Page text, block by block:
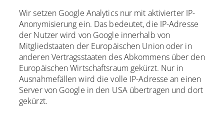
Wir setzen Google Analytics nur mit aktivierter IP-
Anonymisierung ein. Das bedeutet, die IP-Adresse
der Nutzer wird von Google innerhalb von
Mitgliedstaaten der Europäischen Union oder in
anderen Vertragsstaaten des Abkommens über den
Europäischen Wirtschaftsraum gekürzt. Nur in
Ausnahmefällen wird die volle IP-Adresse an einen
Server von Google in den USA übertragen und dort
gekürzt.